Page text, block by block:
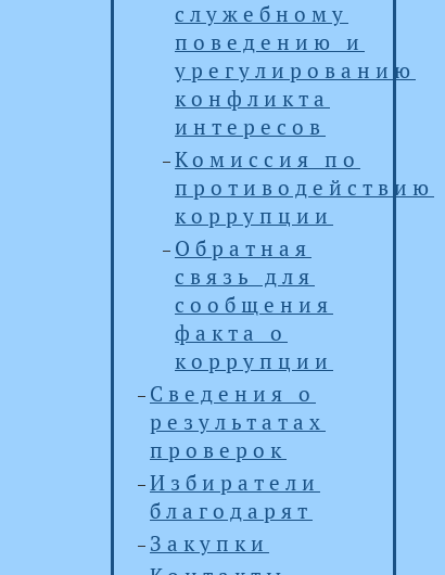
служебному
поведению и
урегулированию
конфликта
интересов
Комиссия по
противодействию
коррупции
Обратная
связь для
сообщения
факта о
коррупции
Сведения о
результатах
проверок
Избиратели
благодарят
Закупки